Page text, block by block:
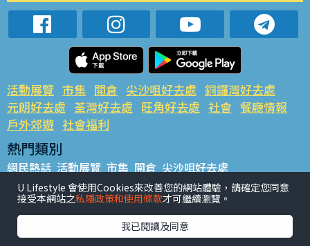
活動展覽 市集 開倉 尖沙咀好去處 銅鑼灣好去處
元朗好去處 荃灣好去處 旺角好去處 社會 餐廳情報
戶外郊遊 社會福利
熱門類別
網民熱話 活動展覽 市集 開倉 尖沙咀好去處
銅鑼灣好去處 元朗好去處 荃灣好去處 旺角好去處 社會
餐廳情報 戶外郊遊
熱門標籤
U Lifestyle 會使用Cookies來改善您的網站體驗，請確定您同意
接受本網站之私隱政策和使用條款才可繼續瀏覽。
我已閱讀及同意